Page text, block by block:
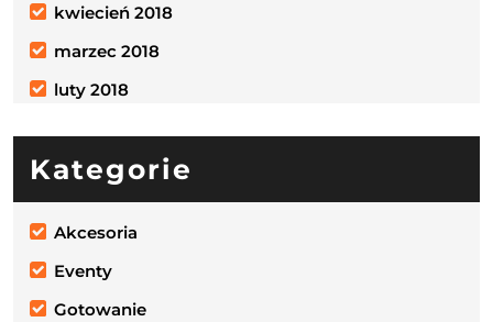
kwiecień 2018
marzec 2018
luty 2018
Kategorie
Akcesoria
Eventy
Gotowanie